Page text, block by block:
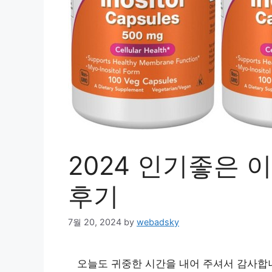
2024 인기좋은
후기
7월 20, 2024 by webadsky
오늘도 귀중한 시간을 내어 주셔서 감사합